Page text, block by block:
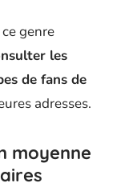
genre
les
de fans de
adresses.
moyenne